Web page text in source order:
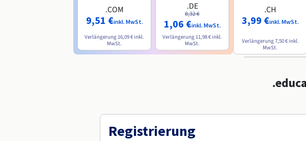
.COM
9,51 €inkl. MwSt.
Verlängerung 16,09 € inkl.
MwSt.
.DE
8,32 €
1,06 €inkl. MwSt.
Verlängerung 11,98 € inkl.
MwSt.
.CH
3,99 €inkl. MwSt.
Verlängerung 7,50 € inkl.
MwSt.
Registrierung